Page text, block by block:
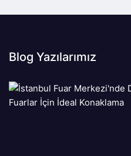
Blog Yazılarımız